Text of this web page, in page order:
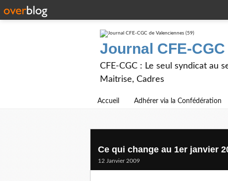
Journal CFE-
CFE-CGC : Le seul syndicat au
Maitrise, Cadres
Accueil Adhérer via la Confédération
Ce qui change au 1er janvier
12 Janvier 2009